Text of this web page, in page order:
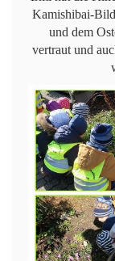
Kamishibai-
und dem
vertraut und